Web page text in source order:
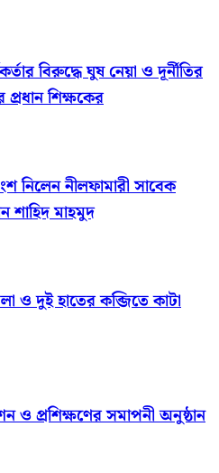
বিরুদ্ধে ঘুষ নেয়া ও দূর্নীতির
শিক্ষকের
নিলেন নীলফামারী সাবেক
শাহিদ মাহমুদ
ও দুই হাতের কব্জিতে কাটা
ও প্রশিক্ষণের সমাপনী অনুষ্ঠান